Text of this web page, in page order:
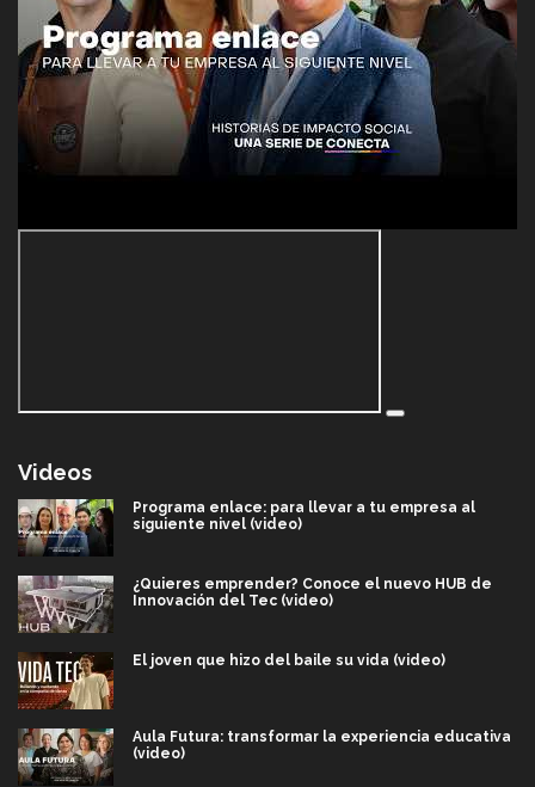
Videos
Programa enlace: para llevar a tu empresa al
siguiente nivel (video)
¿Quieres emprender? Conoce el nuevo HUB de
Innovación del Tec (video)
El joven que hizo del baile su vida (video)
Aula Futura: transformar la experiencia educativa
(video)